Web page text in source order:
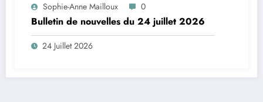
Sophie-Anne Mailloux 0
Bulletin de nouvelles du 24 juillet 2026
24 Juillet 2026